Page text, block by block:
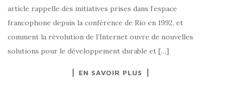
article rappelle des initiatives prises dans l’espace
francophone depuis la conférence de Rio en 1992, et
comment la révolution de l’Internet ouvre de nouvelles
solutions pour le développement durable et […]
EN SAVOIR PLUS